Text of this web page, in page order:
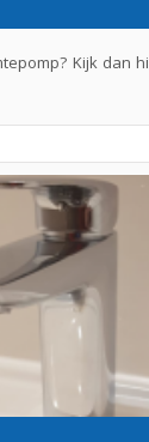
Kijk dan